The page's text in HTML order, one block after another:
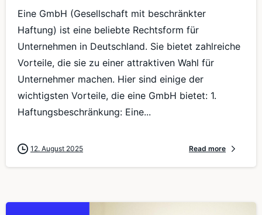
Eine GmbH (Gesellschaft mit beschränkter
Haftung) ist eine beliebte Rechtsform für
Unternehmen in Deutschland. Sie bietet zahlreiche
Vorteile, die sie zu einer attraktiven Wahl für
Unternehmer machen. Hier sind einige der
wichtigsten Vorteile, die eine GmbH bietet: 1.
Haftungsbeschränkung: Eine...
12. August 2025 Read more